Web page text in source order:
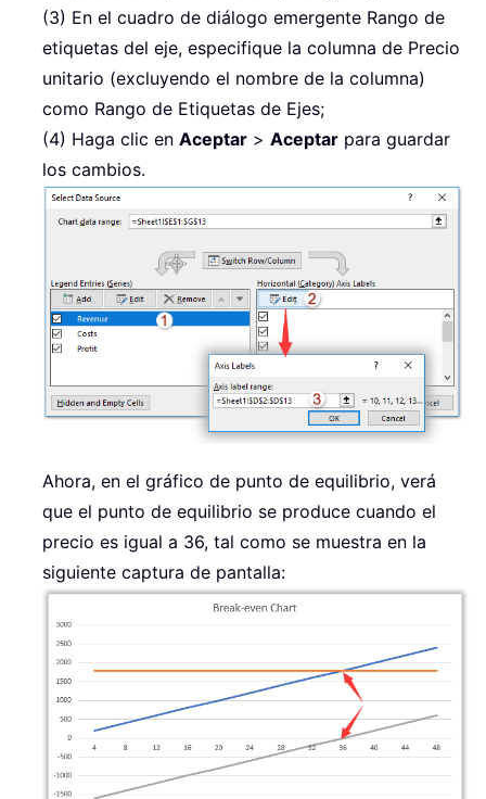
(3) En el cuadro de diálogo emergente Rango de
etiquetas del eje, especifique la columna de Precio
unitario (excluyendo el nombre de la columna)
como Rango de Etiquetas de Ejes;
(4) Haga clic en Aceptar > Aceptar para guardar
los cambios.
Ahora, en el gráfico de punto de equilibrio, verá
que el punto de equilibrio se produce cuando el
precio es igual a 36, tal como se muestra en la
siguiente captura de pantalla: